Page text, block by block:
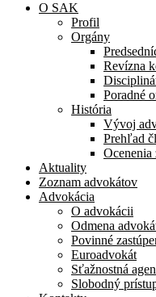
O SAK
Profil
Orgány
Revízna
Poradné
História
Vývoj
Prehľad
Aktuality
Zoznam advokátov
Advokácia
O advokácii
Odmena
Povinné
Euroadvokát
Sťažnostná
Slobodný